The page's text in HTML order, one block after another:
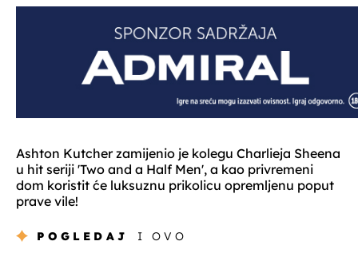
Ashton Kutcher zamijenio je kolegu Charlieja Sheena
u hit seriji 'Two and a Half Men', a kao privremeni
dom koristit će luksuznu prikolicu opremljenu poput
prave vile!
POGLEDAJ I OVO